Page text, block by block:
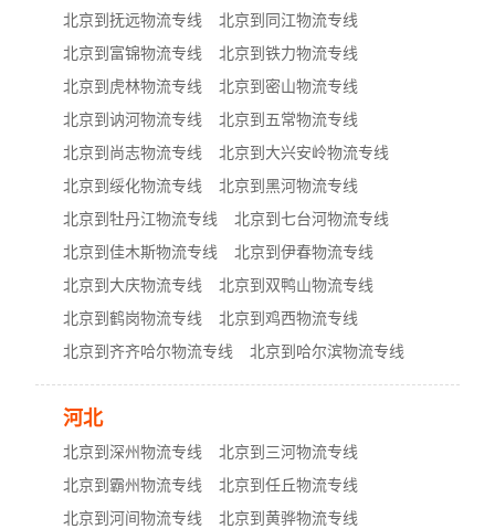
北京到抚远物流专线
北京到同江物流专线
北京到富锦物流专线
北京到铁力物流专线
北京到虎林物流专线
北京到密山物流专线
北京到讷河物流专线
北京到五常物流专线
北京到尚志物流专线
北京到大兴安岭物流专线
北京到绥化物流专线
北京到黑河物流专线
北京到牡丹江物流专线
北京到七台河物流专线
北京到佳木斯物流专线
北京到伊春物流专线
北京到大庆物流专线
北京到双鸭山物流专线
北京到鹤岗物流专线
北京到鸡西物流专线
北京到齐齐哈尔物流专线
北京到哈尔滨物流专线
河北
北京到深州物流专线
北京到三河物流专线
北京到霸州物流专线
北京到任丘物流专线
北京到河间物流专线
北京到黄骅物流专线